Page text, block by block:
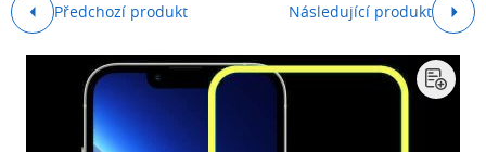
Předchozí produkt Následující produkt